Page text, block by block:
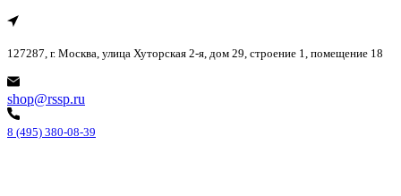
127287, г. Москва, улица Хуторская 2-я, дом 29, строение 1, помещение 18
shop@rssp.ru
8 (495) 380-08-39